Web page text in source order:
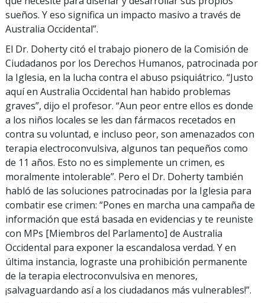
sueños. Y eso significa un impacto masivo a través de
Australia Occidental”.
El Dr. Doherty citó el trabajo pionero de la Comisión de
Ciudadanos por los Derechos Humanos, patrocinada por
la Iglesia, en la lucha contra el abuso psiquiátrico. “Justo
aquí en Australia Occidental han habido problemas
graves”, dijo el profesor. “Aun peor entre ellos es donde
a los niños locales se les dan fármacos recetados en
contra su voluntad, e incluso peor, son amenazados con
terapia electroconvulsiva, algunos tan pequeños como
de 11 años. Esto no es simplemente un crimen, es
moralmente intolerable”. Pero el Dr. Doherty también
habló de las soluciones patrocinadas por la Iglesia para
combatir ese crimen: “Pones en marcha una campaña de
información que está basada en evidencias y te reuniste
con MPs [Miembros del Parlamento] de Australia
Occidental para exponer la escandalosa verdad. Y en
última instancia, lograste una prohibición permanente
de la terapia electroconvulsiva en menores,
¡salvaguardando así a los ciudadanos más vulnerables!”.